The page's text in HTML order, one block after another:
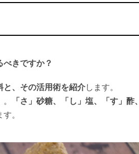
きですか？
と、その活用術を紹介します。
「さ」砂糖、「し」塩、「す」酢、
。